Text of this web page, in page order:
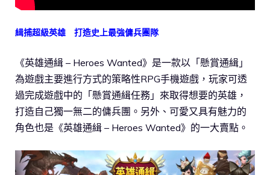
緝捕超級英雄 打造史上最強傭兵團隊
《英雄通緝 – Heroes Wanted》是一款以「懸賞通緝」
為遊戲主要進行方式的策略性RPG手機遊戲，玩家可透
過完成遊戲中的「懸賞通緝任務」來取得想要的英雄，
打造自己獨一無二的傭兵團。另外、可愛又具有魅力的
角色也是《英雄通緝 – Heroes Wanted》的一大賣點。